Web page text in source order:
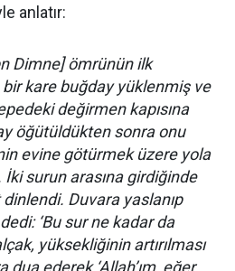
anlatır:
Dimne] ömrünün ilk
kare buğday yüklenmiş ve
değirmen kapısına
öğütüldükten sonra onu
evine götürmek üzere yola
İki surun arasına girdiğinde
Duvara yaslanıp
‘Bu sur ne kadar da
yüksekliğinin artırılması
dua ederek ‘Allah’ım, eğer